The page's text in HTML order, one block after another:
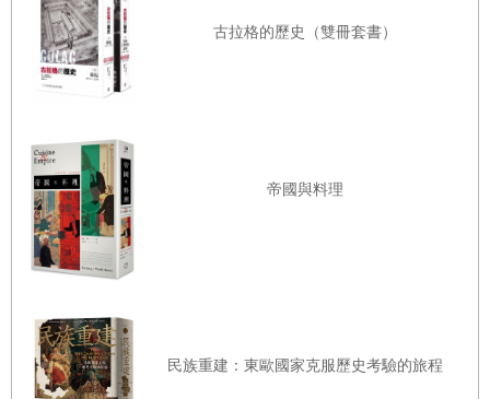
古拉格的歷史（雙冊套書）
帝國與料理
民族重建：東歐國家克服歷史考驗的旅程